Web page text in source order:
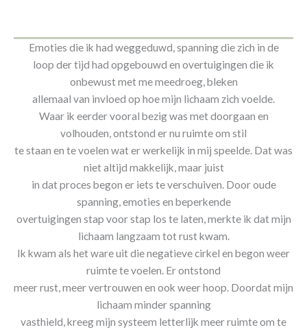
Emoties die ik had weggeduwd, spanning die zich in de
loop der tijd had opgebouwd en overtuigingen die ik
onbewust met me meedroeg, bleken
allemaal van invloed op hoe mijn lichaam zich voelde.
Waar ik eerder vooral bezig was met doorgaan en
volhouden, ontstond er nu ruimte om stil
te staan en te voelen wat er werkelijk in mij speelde. Dat was
niet altijd makkelijk, maar juist
in dat proces begon er iets te verschuiven. Door oude
spanning, emoties en beperkende
overtuigingen stap voor stap los te laten, merkte ik dat mijn
lichaam langzaam tot rust kwam.
Ik kwam als het ware uit die negatieve cirkel en begon weer
ruimte te voelen. Er ontstond
meer rust, meer vertrouwen en ook weer hoop. Doordat mijn
lichaam minder spanning
vasthield, kreeg mijn systeem letterlijk meer ruimte om te